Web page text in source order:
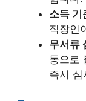
소득 기
직장인
무서류
동으로
즉시 심